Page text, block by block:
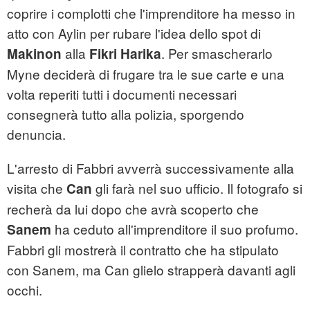
coprire i complotti che l'imprenditore ha messo in
atto con Aylin per rubare l'idea dello spot di
Makinon alla Fikri Harika. Per smascherarlo
Myne deciderà di frugare tra le sue carte e una
volta reperiti tutti i documenti necessari
consegnerà tutto alla polizia, sporgendo
denuncia.
L'arresto di Fabbri avverrà successivamente alla
visita che Can gli farà nel suo ufficio. Il fotografo si
recherà da lui dopo che avrà scoperto che
Sanem ha ceduto all'imprenditore il suo profumo.
Fabbri gli mostrerà il contratto che ha stipulato
con Sanem, ma Can glielo strapperà davanti agli
occhi.